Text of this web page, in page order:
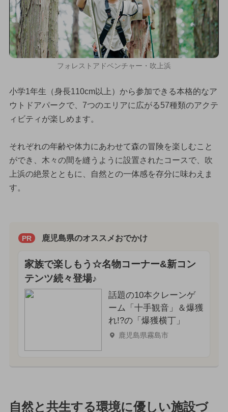
フォレストアドベンチャー・吹上浜
小学1年生（身長110cm以上）から参加できる本格的なア
ウトドアパークで、7つのエリアに広がる57種類のアクテ
ィビティが楽しめます。
それぞれの年齢や体力にあわせて森の冒険を楽しむこと
ができ、木々の間を縫うように設置されたコースで、吹
上浜の絶景とともに、自然との一体感を存分に味わえま
す。
PR 鹿児島県のオススメおでかけ
家族で楽しもう☆名物コーナー&新コン
テンツ続々登場♪
話題の10本クレーンゲ
ーム「十手観音」＆爆獲
れ!?の「爆獲横丁」
鹿児島県霧島市
自然と共生する環境に優しい施設づ